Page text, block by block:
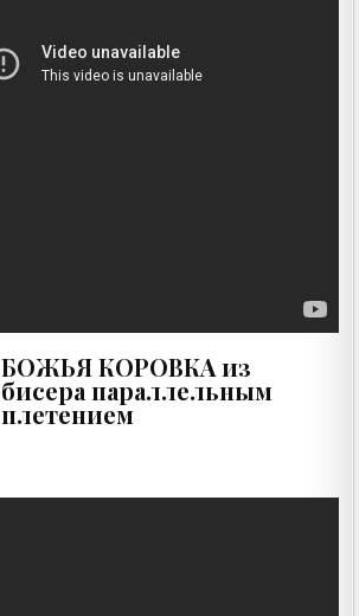
БОЖЬЯ КОРОВКА из
бисера параллельным
плетением